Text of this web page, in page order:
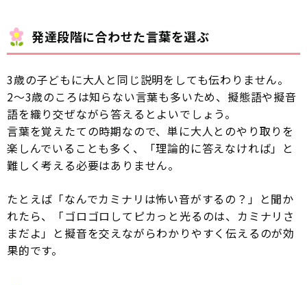
発達段階に合わせた言葉を選ぶ
3歳の子どもに大人と同じ説明をしても伝わりません。
2〜3歳のころは知らない言葉も多いため、擬態語や擬音
語を織り交ぜながら答えるとよいでしょう。
言葉を覚えたての時期なので、単に大人とのやり取りを
楽しんでいることも多く、「理論的に答えなければ」と
難しく考える必要はありません。
たとえば「なんでカミナリは怖い音がするの？」と聞か
れたら、「ゴロゴロしてピカっと光るのは、カミナリさ
まだよ」と擬音を交えながらわかりやすく伝えるのが効
果的です。